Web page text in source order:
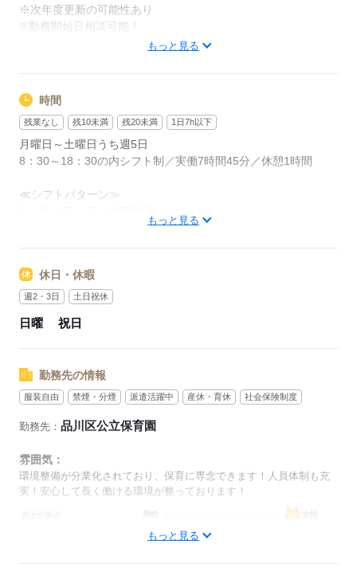
※次年度更新の可能性あり
※勤務開始日相談可能！
応募する
もっと見る
時間
残業なし 残10未満 残20未満 1日7h以下
月曜日～土曜日うち週5日
8：30～18：30の内シフト制／実働7時間45分／休憩1時間
≪シフトパターン≫
8：00～16：45（休憩60分）
もっと見る
休日・休暇
週2・3日 土日祝休
日曜 祝日
勤務先の情報
服装自由 禁煙・分煙 派遣活躍中 産休・育休 社会保険制度
勤務先： 品川区公立保育園
雰囲気：
環境整備が分業化されており、保育に専念できます！人員体制も充
実！安心して長く働ける環境が整っております！
男性
もっと見る